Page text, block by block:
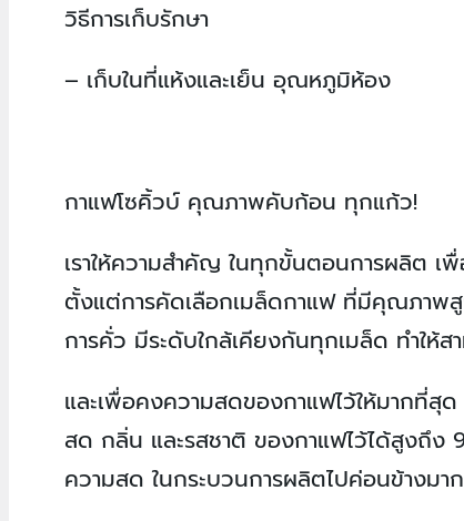
วิธีการเก็บรักษา
– เก็บในที่แห้งและเย็น อุณหภูมิห้อง
กาแฟโซคิ้วบ์ คุณภาพคับก้อน ทุกแก้ว!
เราให้ความสำคัญ ในทุกขั้นตอนการผลิต
ตั้งแต่การคัดเลือกเมล็ดกาแฟ ที่มีคุณภาพสู
การคั่ว มีระดับใกล้เคียงกันทุกเมล็ด ทำให้
และเพื่อคงความสดของกาแฟไว้ให้มากที่สุ
สด กลิ่น และรสชาติ ของกาแฟไว้ได้สูงถึง
ความสด ในกระบวนการผลิตไปค่อนข้างมาก